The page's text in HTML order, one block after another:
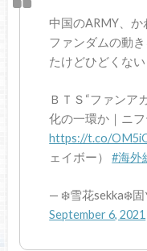
中国のARMY、か
ファンダムの動
たけどひどくない
ＢＴＳ“ファンア
化の一環か｜ニ
https://t.co/
ェイボー）#海外
— ❄️雪花sekka❄️固
September 6, 2021